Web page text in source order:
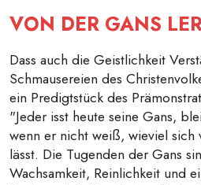
VON DER GANS
Dass auch die Geistlichkeit
Schmausereien des
ein Predigtstück des
"Jeder isst heute seine Gans,
wenn er nicht weiß, wieviel sich
lässt. Die Tugenden der Gans
Wachsamkeit, Reinlichkeit und